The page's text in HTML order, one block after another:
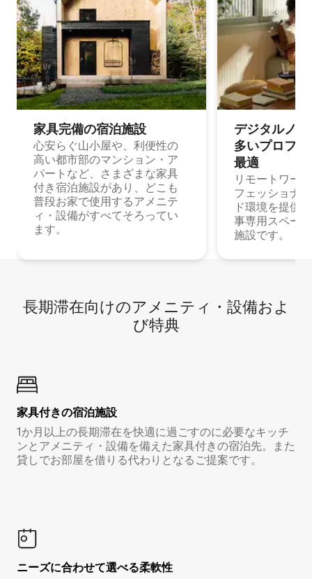
家具完備の宿⁠泊⁠施⁠設
心安らぐ山小屋や、利便性の
高い都市部のマンション・ア
パートなど、さまざまな家具
付き宿泊施設があり、どこも
普段お家で使用するアメニテ
ィ・設備がすべてそろってい
ます。
デジタルノ
多⁠いプ⁠ロ⁠フ⁠
最⁠適
リモートワー
フェッショナ
ド環境を提供
事専用スペー
施設です。
長期滞在向け⁠のア⁠メ⁠ニ⁠テ⁠ィ⁠・設⁠備⁠およ
び特⁠典
家具付き⁠の宿⁠泊⁠施⁠設
1か月以上の長期滞在を快適に過ごすのに必要なキッチ
ンとアメニティ・設備を備えた家具付きの宿泊先。また
貸しでお部屋を借りる代わりとなるご提案です。
ニーズに合わせて選べる柔軟性